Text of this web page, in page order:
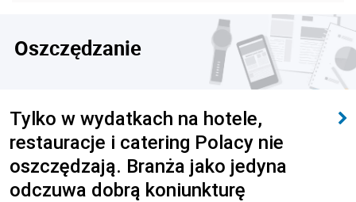
Oszczędzanie
Tylko w wydatkach na hotele,
restauracje i catering Polacy nie
oszczędzają. Branża jako jedyna
odczuwa dobrą koniunkturę